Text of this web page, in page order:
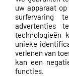
uw apparaat
surfervaring
advertenties
technologieën
unieke
verlenen van
kan een
functies.